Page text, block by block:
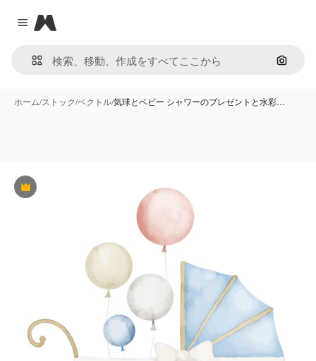
Close menu
Magnific
画像で
ホーム/ストック/ベクトル/気球とベビー シャワーのプレゼントと水彩…
Premium